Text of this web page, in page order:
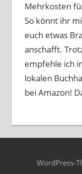
Mehrkosten
So könnt ihr
euch etwas
anschafft.
empfehle ich
lokalen
bei Amazon!
WordPress-